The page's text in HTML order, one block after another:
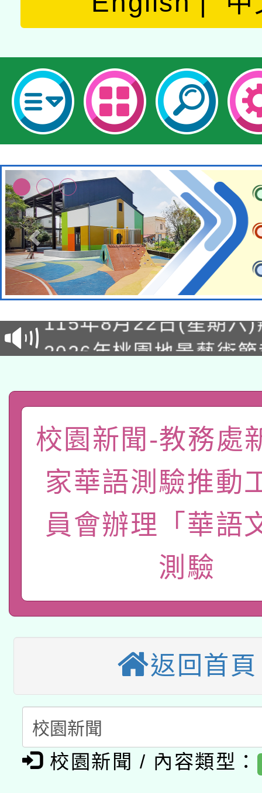
轉知經濟部水利署委託
業技術研究院辦理「
用水績優單位及節水達
桃園市孔廟祈福系列
2026年桃園地景藝術
關事宜
轉知教育部國民及學前
國立臺灣師範大學辦理
年度健康促進學校輔導
業成長研習」實施計畫
函轉國家教育研究院中
原住民族教育政策研討
族教育國際趨勢與發展
新北市政府教育局辦理
師專業成長研習實施計
方素養工作坊新北場」
函轉國立臺灣師範大學
族語言臺北學習中心
「族語學習班」招生簡
轉知有關國立成功大學
文教學共融平台-教案
件」活動簡章
年度COVID-19疫苗接
接種對象擴大為「滿6
月28日止
轉知經濟部水利署委託
用水績優單位及節水達
115年8月22日(星期六
桃園市孔廟祈福系列
開 智慧啟航」
2026年桃園地景藝術
「2026桃園藝術巡演
關事宜
轉知教育部國民及學前
國立臺灣師範大學辦理
年度健康促進學校輔導
函轉國家教育研究院中
原住民族教育政策研討
轉知教育部國民及學前
函轉國立臺灣師範大學
校園新聞-教務處
家華語測驗推動
員會辦理「華語
測驗
返回首頁
校園新聞 / 內容類型：